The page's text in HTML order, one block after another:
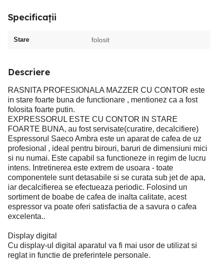
Specificații
Stare folosit
Descriere
RASNITA PROFESIONALA MAZZER CU CONTOR este
in stare foarte buna de functionare , mentionez ca a fost
folosita foarte putin.
EXPRESSORUL ESTE CU CONTOR IN STARE
FOARTE BUNA, au fost servisate(curatire, decalcifiere)
Espressorul Saeco Ambra este un aparat de cafea de uz
profesional , ideal pentru birouri, baruri de dimensiuni mici
si nu numai. Este capabil sa functioneze in regim de lucru
intens. Intretinerea este extrem de usoara - toate
componentele sunt detasabile si se curata sub jet de apa,
iar decalcifierea se efectueaza periodic. Folosind un
sortiment de boabe de cafea de inalta calitate, acest
espressor va poate oferi satisfactia de a savura o cafea
excelenta..
Display digital
Cu display-ul digital aparatul va fi mai usor de utilizat si
reglat in functie de preferintele personale.